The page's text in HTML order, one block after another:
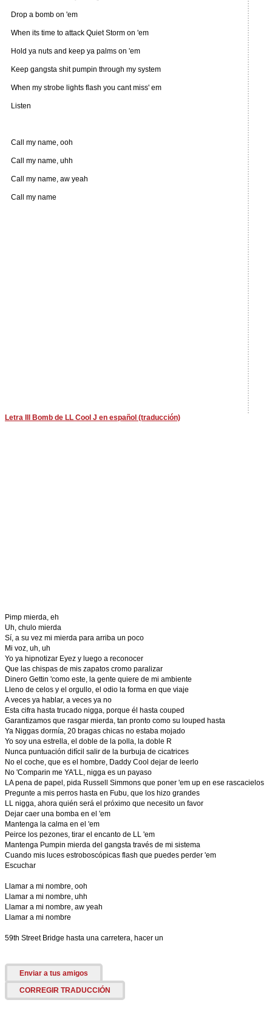
Drop a bomb on 'em
When its time to attack Quiet Storm on 'em
Hold ya nuts and keep ya palms on 'em
Keep gangsta shit pumpin through my system
When my strobe lights flash you cant miss' em
Listen
Call my name, ooh
Call my name, uhh
Call my name, aw yeah
Call my name
Letra Ill Bomb de LL Cool J en español (traducción)
Pimp mierda, eh
Uh, chulo mierda
Sí, a su vez mi mierda para arriba un poco
Mi voz, uh, uh
Yo ya hipnotizar Eyez y luego a reconocer
Que las chispas de mis zapatos cromo paralizar
Dinero Gettin 'como este, la gente quiere de mi ambiente
Lleno de celos y el orgullo, el odio la forma en que viaje
A veces ya hablar, a veces ya no
Esta cifra hasta trucado nigga, porque él hasta couped
Garantizamos que rasgar mierda, tan pronto como su louped hasta
Ya Niggas dormía, 20 bragas chicas no estaba mojado
Yo soy una estrella, el doble de la polla, la doble R
Nunca puntuación difícil salir de la burbuja de cicatrices
No el coche, que es el hombre, Daddy Cool dejar de leerlo
No 'Comparin me YA'LL, nigga es un payaso
LA pena de papel, pida Russell Simmons que poner 'em up en ese rascacielos
Pregunte a mis perros hasta en Fubu, que los hizo grandes
LL nigga, ahora quién será el próximo que necesito un favor
Dejar caer una bomba en el 'em
Mantenga la calma en el 'em
Peirce los pezones, tirar el encanto de LL 'em
Mantenga Pumpin mierda del gangsta través de mi sistema
Cuando mis luces estroboscópicas flash que puedes perder 'em
Escuchar
Llamar a mi nombre, ooh
Llamar a mi nombre, uhh
Llamar a mi nombre, aw yeah
Llamar a mi nombre
59th Street Bridge hasta una carretera, hacer un
Enviar a tus amigos
CORREGIR TRADUCCIÓN